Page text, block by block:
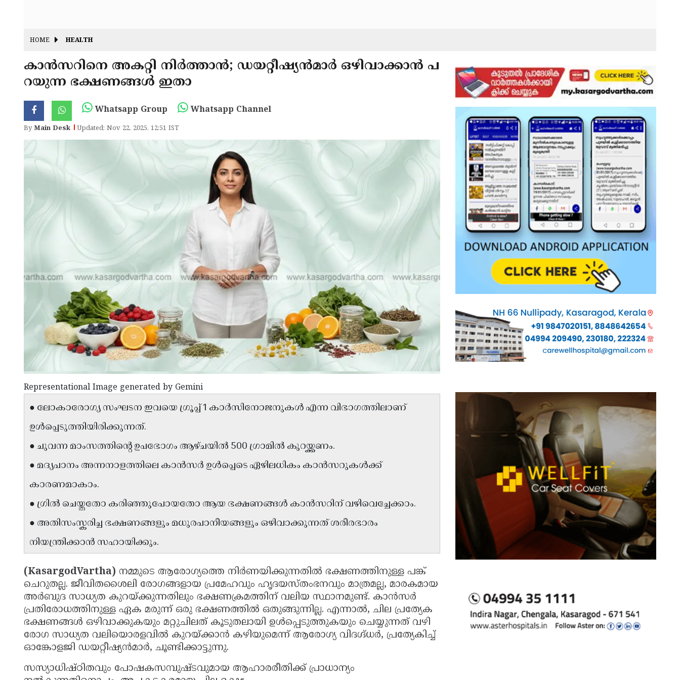
HOME HEALTH
കാൻസറിനെ അകറ്റി നിർത്താൻ; ഡയറ്റീഷ്യൻമാർ ഒഴിവാക്കാൻ പ
റയുന്ന ഭക്ഷണങ്ങൾ ഇതാ
Whatsapp Group Whatsapp Channel
ByMain Desk Updated: Nov 22, 2025, 12:51 IST
Representational Image generated by Gemini
● ലോകാരോഗ്യ സംഘടന ഇവയെ ഗ്രൂപ്പ് 1 കാർസിനോജനുകൾ എന്ന വിഭാഗത്തിലാണ്
ഉൾപ്പെടുത്തിയിരിക്കുന്നത്.
● ചുവന്ന മാംസത്തിൻ്റെ ഉപഭോഗം ആഴ്ചയിൽ 500 ഗ്രാമിൽ കുറയ്ക്കണം.
● മദ്യപാനം അന്നനാളത്തിലെ കാൻസർ ഉൾപ്പെടെ ഏഴിലധികം കാൻസറുകൾക്ക്
കാരണമാകാം.
● ഗ്രിൽ ചെയ്തതോ കരിഞ്ഞുപോയതോ ആയ ഭക്ഷണങ്ങൾ കാൻസറിന് വഴിവെച്ചേക്കാം.
● അതിസംസ്കരിച്ച ഭക്ഷണങ്ങളും മധുരപാനീയങ്ങളും ഒഴിവാക്കുന്നത് ശരീരഭാരം
നിയന്ത്രിക്കാൻ സഹായിക്കും.
(KasargodVartha) നമ്മുടെ ആരോഗ്യത്തെ നിർണയിക്കുന്നതിൽ ഭക്ഷണത്തിനുള്ള പങ്ക്
ചെറുതല്ല. ജീവിതശൈലി രോഗങ്ങളായ പ്രമേഹവും ഹൃദയസ്തംഭനവും മാത്രമല്ല, മാരകമായ
അർബുദ സാധ്യത കുറയ്ക്കുന്നതിലും ഭക്ഷണക്രമത്തിന് വലിയ സ്ഥാനമുണ്ട്. കാൻസർ
പ്രതിരോധത്തിനുള്ള ഏക മരുന്ന് ഒരു ഭക്ഷണത്തിൽ ഒതുങ്ങുന്നില്ല. എന്നാൽ, ചില പ്രത്യേക
ഭക്ഷണങ്ങൾ ഒഴിവാക്കുകയും മറ്റുചിലത് കൂടുതലായി ഉൾപ്പെടുത്തുകയും ചെയ്യുന്നത് വഴി
രോഗ സാധ്യത വലിയൊരളവിൽ കുറയ്ക്കാൻ കഴിയുമെന്ന് ആരോഗ്യ വിദഗ്ദ്ധർ, പ്രത്യേകിച്ച്
ഓങ്കോളജി ഡയറ്റീഷ്യൻമാർ, ചൂണ്ടിക്കാട്ടുന്നു.
സസ്യാധിഷ്ഠിതവും പോഷകസമ്പുഷ്ടവുമായ ആഹാരരീതിക്ക് പ്രാധാന്യം